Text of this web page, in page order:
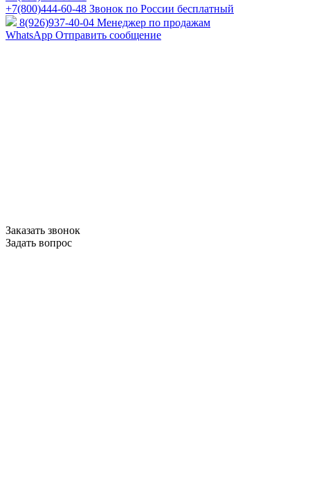
+7(800)444-60-48 Звонок по России бесплатный
8(926)937-40-04 Менеджер по продажам
WhatsApp Отправить сообщение
Заказать звонок
Задать вопрос